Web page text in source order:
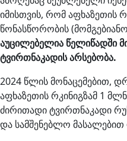
იმისთვის, რომ აფხაზეთის
წონასწორობის
აუცილებელია წელიწადში
ტვირთნაკადის არსებობა.
2024 წლის მონაცემებით,
აფხაზეთის რკინიგზამ 1
ძირითადი ტვირთნაკადი
და სამშენებლო